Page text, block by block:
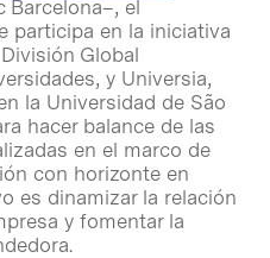
Barcelona–, el
participa en la iniciativa
Global
y Universia,
la Universidad de São
hacer balance de las
en el marco de
con horizonte en
es dinamizar la relación
y fomentar la